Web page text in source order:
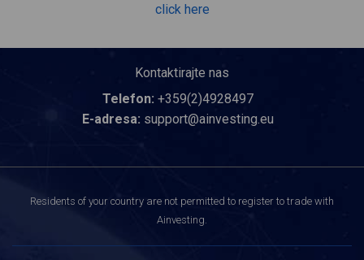
click here
Kontaktirajte nas
Telefon: +359(2)4928497
E-adresa: support@ainvesting.eu
Residents of your country are not permitted to register to trade with
Ainvesting.